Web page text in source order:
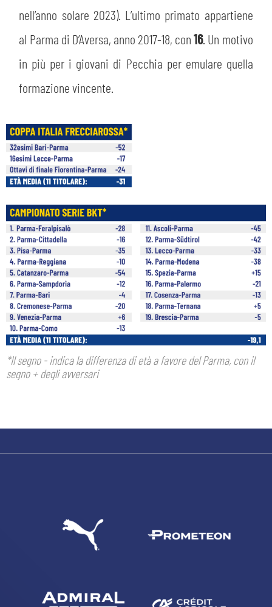
nell’anno solare 2023). L’ultimo primato appartiene
al Parma di D’Aversa, anno 2017-18, con16. Un motivo
in più per i giovani di Pecchia per emulare quella
formazione vincente.
*Il segno - indica la differenza di età a favore del Parma, con il
segno + degli avversari